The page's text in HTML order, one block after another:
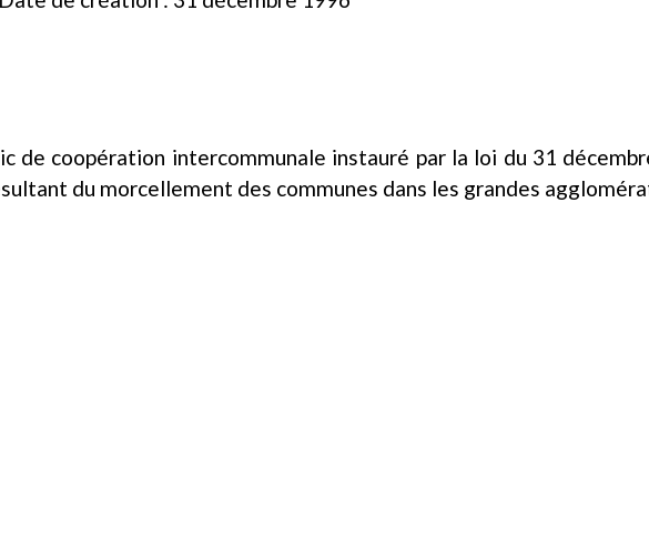
de coopération intercommunale instauré par la loi du 31
du morcellement des communes dans les grandes